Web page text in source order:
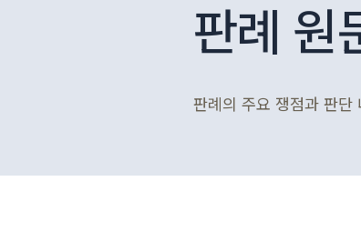
판례 원
판례의 주요 쟁점과 판단